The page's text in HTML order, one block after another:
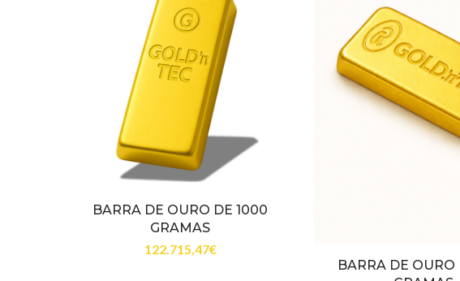
BARRA DE OURO DE 1000
GRAMAS
122.715,47€
BARRA DE OURO